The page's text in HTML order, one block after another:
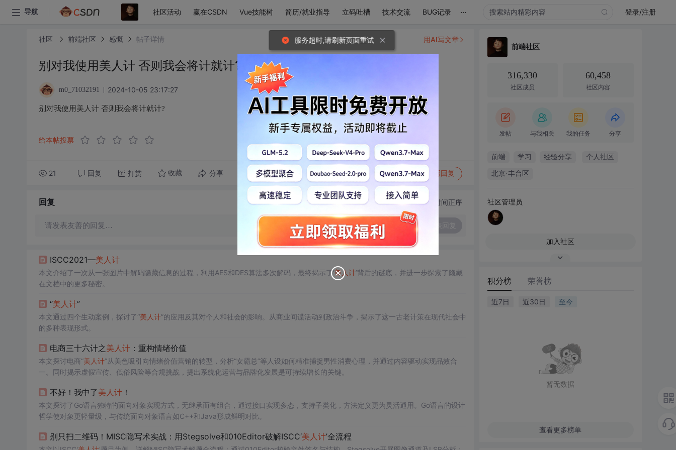
导航 社区活动 赢在CSDN Vue技能树 简历/就业指导 立码吐槽 技术交流 BUG记录 ... 登录/注册
社区 前端社区 感慨 帖子详情
别对我使用美人计 否则我会将计就计?
m0_71032191 2024-10-05 23:17:27
别对我使用美人计 否则我会将计就计?
给本帖投票
21 回复 打赏 收藏 分享 转发到动态 举报 写回复
用AI写文章
回复 切换为时间正序
请发表友善的回复…
ISCC2021—美人计
本文介绍了一次从一张图片中解码隐藏信息的过程，利用AES和DES算法多次解码，最终揭示了‘美人计’背后的谜底，并进一步探索了隐藏
在文档中的更多秘密。
“美人计”
本文通过四个生动案例，探讨了“美人计”的应用及其对个人和社会的影响。从商业间谍活动到政治斗争，揭示了这一古老计策在现代社会中
的多种表现形式。
电商三十六计之 美人计：重构情绪价值
本文探讨电商“美人计”从美色吸引向情绪价值营销的转型，分析“女霸总”等人设如何精准捕捉男性消费心理，并通过内容驱动实现品效合
一。同时揭示虚假宣传、低俗风险等合规挑战，提出系统化运营与品牌化发展是可持续增长的关键。
不好！我中了美人计！
本文探讨了Go语言独特的面向对象实现方式，无继承而有组合，通过接口实现多态，支持子类化，方法定义更为灵活通用。Go语言的设计
哲学使对象更轻量级，与传统面向对象语言如C++和Java形成鲜明对比。
别只扫二维码！MISC隐写术实战：用Stegsolve和010Editor破解ISCC‘美人计’全流程
前端社区
316,330
社区成员
60,458
社区内容
发帖 与我相关 我的任务 分享
前端 学习 经验分享 个人社区
北京·丰台区
社区管理员
加入社区
积分榜 荣誉榜
近7日 近30日 至今
暂无数据
查看更多榜单
服务超时,请刷新页面重试